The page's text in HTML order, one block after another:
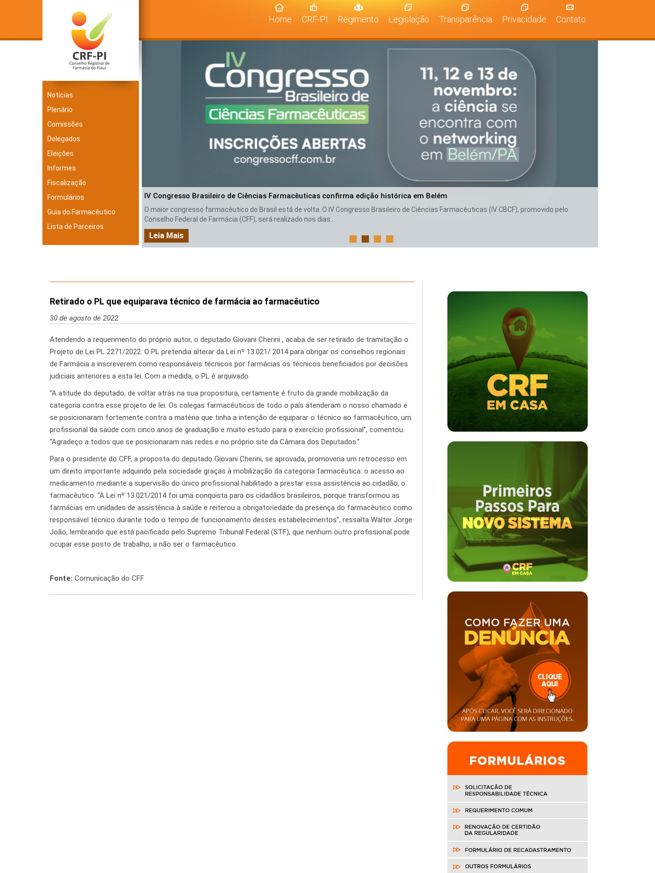
Home (current)
CRF-PI Regimento Legislação Transparência Privacidade Contato
Notícias
Plenário
Comissões
Delegados
Eleições
Informes
Fiscalização
Formulários
Guia do Farmacêutico
Lista de Parceiros
IV Congresso Brasileiro de Ciências Farmacêuticas confirma edição histórica em Belém
O maior congresso farmacêutico do Brasil está de volta. O IV Congresso Brasileiro de Ciências Farmacêuticas (IV CBCF), promovido pelo
Conselho Federal de Farmácia (CFF), será realizado nos dias...
Leia Mais
Retirado o PL que equiparava técnico de farmácia ao farmacêutico
30 de agosto de 2022
Atendendo a requerimento do próprio autor, o deputado Giovani Cherini , acaba de ser retirado de tramitação o
Projeto de Lei PL 2271/2022. O PL pretendia alterar da Lei nº 13.021/ 2014 para obrigar os conselhos regionais
de Farmácia a inscreverem como responsáveis técnicos por farmácias os técnicos beneficiados por decisões
judiciais anteriores a esta lei. Com a medida, o PL é arquivado.
“A atitude do deputado, de voltar atrás na sua propositura, certamente é fruto da grande mobilização da
categoria contra esse projeto de lei. Os colegas farmacêuticos de todo o país atenderam o nosso chamado e
se posicionaram fortemente contra a matéria que tinha a intenção de equiparar o técnico ao farmacêutico, um
profissional da saúde com cinco anos de graduação e muito estudo para o exercício profissional”, comentou.
“Agradeço a todos que se posicionaram nas redes e no próprio site da Câmara dos Deputados.”
Para o presidente do CFF, a proposta do deputado Giovani Cherini, se aprovada, promoveria um retrocesso em
um direito importante adquirido pela sociedade graças à mobilização da categoria farmacêutica: o acesso ao
medicamento mediante a supervisão do único profissional habilitado a prestar essa assistência ao cidadão, o
farmacêutico. “A Lei nº 13.021/2014 foi uma conquista para os cidadãos brasileiros, porque transformou as
farmácias em unidades de assistência à saúde e reiterou a obrigatoriedade da presença do farmacêutico como
responsável técnico durante todo o tempo de funcionamento desses estabelecimentos”, ressalta Walter Jorge
João, lembrando que está pacificado pelo Supremo Tribunal Federal (STF), que nenhum outro profissional pode
ocupar esse posto de trabalho, a não ser o farmacêutico.
Fonte: Comunicação do CFF